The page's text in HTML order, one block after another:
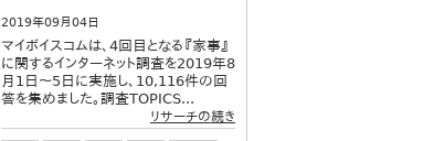
2019年09月04日
マイボイスコムは、4回目となる『家事』
に関するインターネット調査を2019年8
月1日～5日に実施し、10,116件の回
答を集めました。調査TOPICS...
リサーチの続き